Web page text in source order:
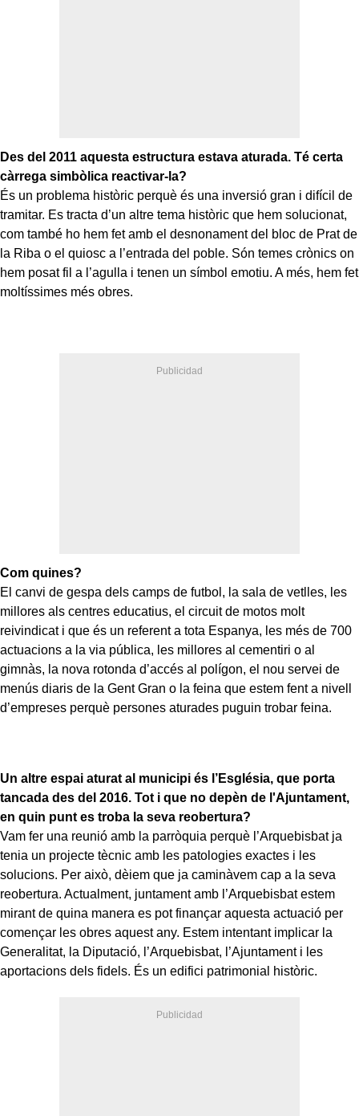
Des del 2011 aquesta estructura estava aturada. Té certa
càrrega simbòlica reactivar-la?
És un problema històric perquè és una inversió gran i difícil de
tramitar. Es tracta d’un altre tema històric que hem solucionat,
com també ho hem fet amb el desnonament del bloc de Prat de
la Riba o el quiosc a l’entrada del poble. Són temes crònics on
hem posat fil a l’agulla i tenen un símbol emotiu. A més, hem fet
moltíssimes més obres.
Com quines?
El canvi de gespa dels camps de futbol, la sala de vetlles, les
millores als centres educatius, el circuit de motos molt
reivindicat i que és un referent a tota Espanya, les més de 700
actuacions a la via pública, les millores al cementiri o al
gimnàs, la nova rotonda d’accés al polígon, el nou servei de
menús diaris de la Gent Gran o la feina que estem fent a nivell
d’empreses perquè persones aturades puguin trobar feina.
Un altre espai aturat al municipi és l’Església, que porta
tancada des del 2016. Tot i que no depèn de l'Ajuntament,
en quin punt es troba la seva reobertura?
Vam fer una reunió amb la parròquia perquè l’Arquebisbat ja
tenia un projecte tècnic amb les patologies exactes i les
solucions. Per això, dèiem que ja caminàvem cap a la seva
reobertura. Actualment, juntament amb l’Arquebisbat estem
mirant de quina manera es pot finançar aquesta actuació per
començar les obres aquest any. Estem intentant implicar la
Generalitat, la Diputació, l’Arquebisbat, l’Ajuntament i les
aportacions dels fidels. És un edifici patrimonial històric.